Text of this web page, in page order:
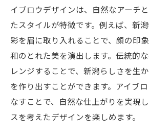
イブロウデザインは、自然なアーチ
たスタイルが特徴です。例えば、新
彩を眉に取り入れることで、顔の印
和のとれた美を演出します。伝統的
レンジすることで、新潟らしさを生
を作り出すことができます。アイブ
なすことで、自然な仕上がりを実現
スを考えたデザインを楽しめます。